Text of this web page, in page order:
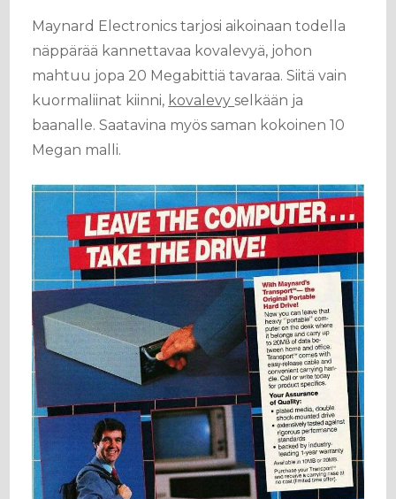
Maynard Electronics tarjosi aikoinaan todella
näppärää kannettavaa kovalevyä, johon
mahtuu jopa 20 Megabittiä tavaraa. Siitä vain
kuormaliinat kiinni, kovalevyselkään ja
baanalle. Saatavina myös saman kokoinen 10
Megan malli.